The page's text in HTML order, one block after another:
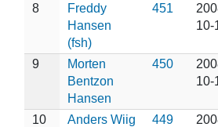
8
Freddy
Hansen
(fsh)
451
10-
9
Morten
Bentzon
Hansen
450
10-
10
Anders Wiig
449